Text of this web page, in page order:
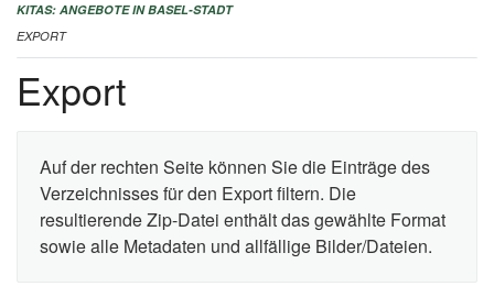
IMPRESSUM
KITAS: ANGEBOTE IN BASEL-STADT
EXPORT
Export
Auf der rechten Seite können Sie die Einträge des
Verzeichnisses für den Export filtern. Die
resultierende Zip-Datei enthält das gewählte Format
sowie alle Metadaten und allfällige Bilder/Dateien.